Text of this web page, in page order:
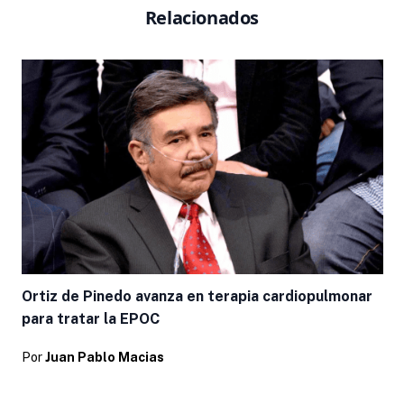
Relacionados
Ortiz de Pinedo avanza en terapia cardiopulmonar
para tratar la EPOC
Por Juan Pablo Macias